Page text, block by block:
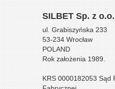
SILBET Sp. z o.o.
ul. Grabiszyńska 233
53-234 Wrocław
POLAND
Rok założenia 1989.
KRS 0000182053 Sąd